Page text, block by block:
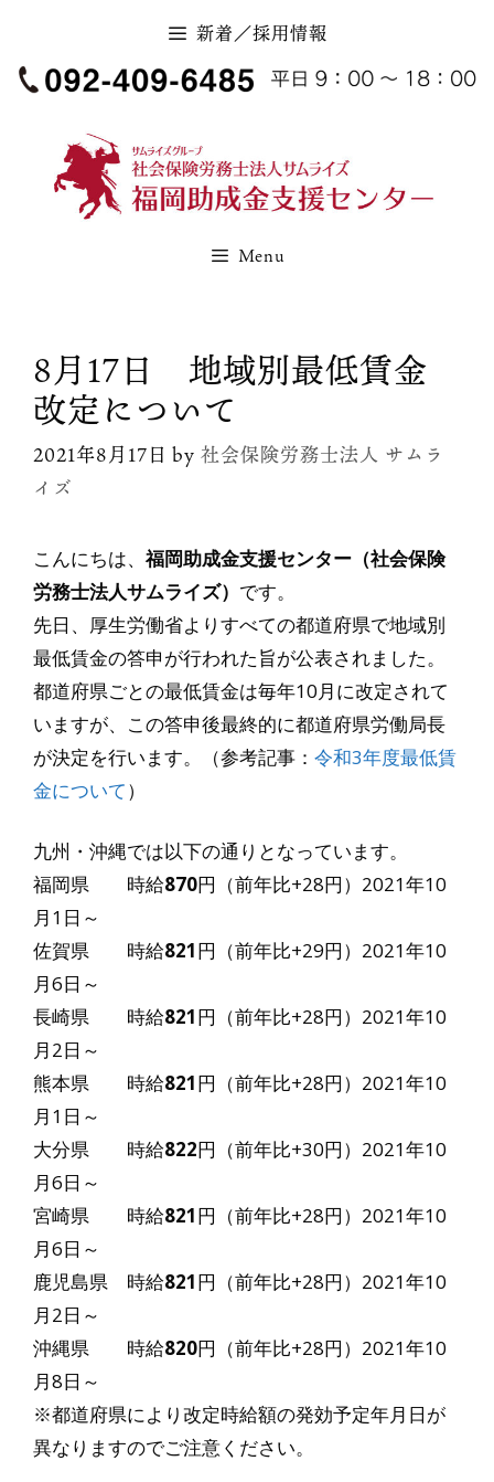
新着／採用情報
Menu
8月17日 地域別最低賃金
改定について
2021年8月17日 by 社会保険労務士法人 サムラ
イズ
こんにちは、福岡助成金支援センター（社会保険
労務士法人サムライズ） です。
先日、厚生労働省よりすべての都道府県で地域別
最低賃金の答申が行われた旨が公表されました。
都道府県ごとの最低賃金は毎年10月に改定されて
いますが、この答申後最終的に都道府県労働局長
が決定を行います。（参考記事： 令和3年度最低賃
金について）
九州・沖縄では以下の通りとなっています。
福岡県 時給870円（前年比+28円）2021年10
月1日～
佐賀県 時給821円（前年比+29円）2021年10
月6日～
長崎県 時給821円（前年比+28円）2021年10
月2日～
熊本県 時給821円（前年比+28円）2021年10
月1日～
大分県 時給822円（前年比+30円）2021年10
月6日～
宮崎県 時給821円（前年比+28円）2021年10
月6日～
鹿児島県 時給821円（前年比+28円）2021年10
月2日～
沖縄県 時給820円（前年比+28円）2021年10
月8日～
※都道府県により改定時給額の発効予定年月日が
異なりますのでご注意ください。